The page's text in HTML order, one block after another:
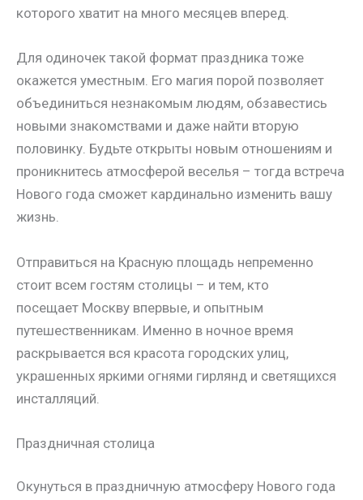
которого хватит на много месяцев вперед.
Для одиночек такой формат праздника тоже
окажется уместным. Его магия порой позволяет
объединиться незнакомым людям, обзавестись
новыми знакомствами и даже найти вторую
половинку. Будьте открыты новым отношениям и
проникнитесь атмосферой веселья – тогда встреча
Нового года сможет кардинально изменить вашу
жизнь.
Отправиться на Красную площадь непременно
стоит всем гостям столицы – и тем, кто
посещает Москву впервые, и опытным
путешественникам. Именно в ночное время
раскрывается вся красота городских улиц,
украшенных яркими огнями гирлянд и светящихся
инсталляций.
Праздничная столица
Окунуться в праздничную атмосферу Нового года